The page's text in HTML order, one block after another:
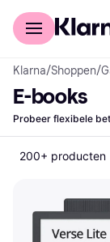
Voor shoppers
Klarna/Shoppen/
E-books
Probeer flexibele
200+ producten